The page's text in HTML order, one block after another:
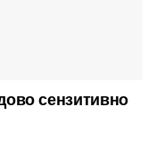
сензитивно